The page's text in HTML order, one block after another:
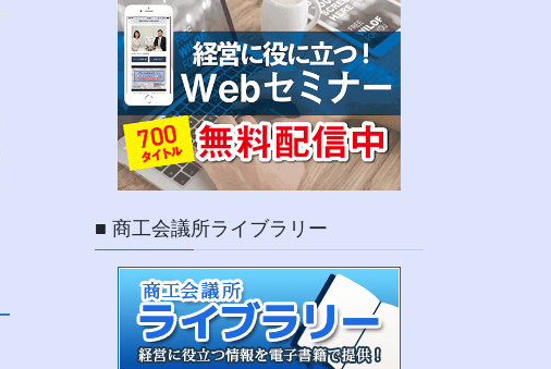
■ 商工会議所ライブラリー